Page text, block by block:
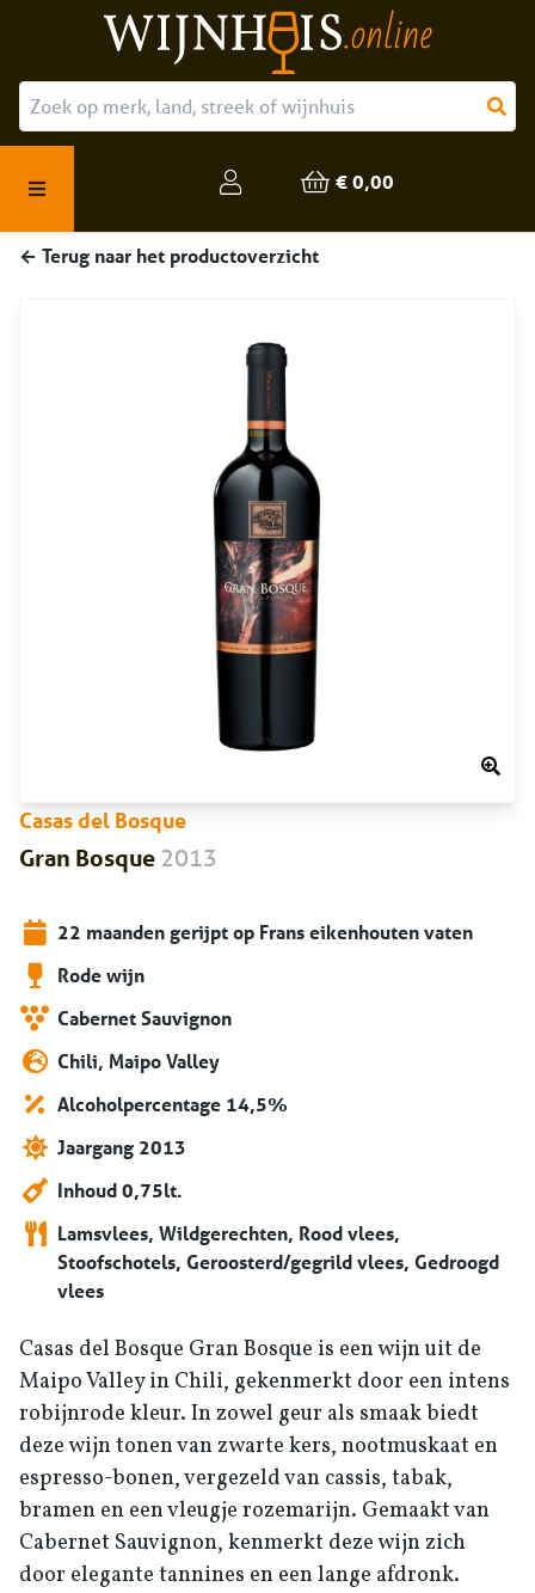
€ 0,00
Onze producten
Veelgestelde vragen
← Terug naar het productoverzicht
Casas del Bosque
Gran Bosque 2013
22 maanden gerijpt op Frans eikenhouten vaten
Rode wijn
Cabernet Sauvignon
Chili, Maipo Valley
Alcoholpercentage 14,5%
Jaargang 2013
Inhoud 0,75lt.
Lamsvlees, Wildgerechten, Rood vlees,
Stoofschotels, Geroosterd/gegrild vlees, Gedroogd
vlees
Casas del Bosque Gran Bosque is een wijn uit de
Maipo Valley in Chili, gekenmerkt door een intens
robijnrode kleur. In zowel geur als smaak biedt
deze wijn tonen van zwarte kers, nootmuskaat en
espresso-bonen, vergezeld van cassis, tabak,
bramen en een vleugje rozemarijn. Gemaakt van
Cabernet Sauvignon, kenmerkt deze wijn zich
door elegante tannines en een lange afdronk.